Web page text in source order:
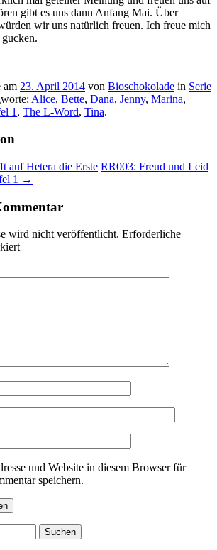
gibt es uns dann Anfang Mai. Über
wir uns natürlich freuen. Ich freue mich
am 23. April 2014 von Bioschokolade in Serie
Alice, Bette, Dana, Jenny, Marina,
1 , The L-Word, Tina.
auf Hetera die Erste RR003: Freud und Leid
1 →
wird nicht veröffentlicht. Erforderliche
und Website in diesem Browser für
speichern.